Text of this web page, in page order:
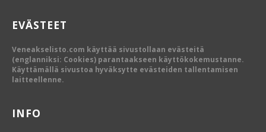
EVÄSTEET
Veneakselisto.com käyttää sivustollaan evästeitä
(englanniksi: Cookies) parantaakseen käyttökokemustanne.
Käyttämällä sivustoa hyväksytte evästeiden tallentamisen
laitteellenne.
INFO